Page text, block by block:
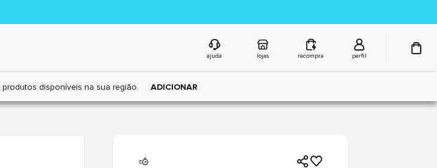
ajuda lojas recompra perfil
produtos disponíveis na sua região. ADICIONAR